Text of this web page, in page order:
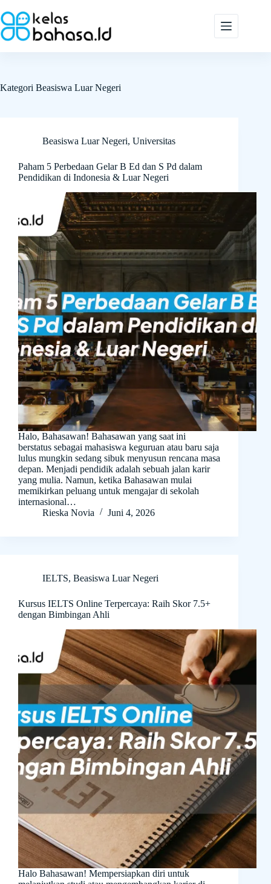
to
content
Kategori Beasiswa Luar Negeri
Beasiswa Luar Negeri, Universitas
Paham 5 Perbedaan Gelar B Ed dan S Pd dalam
Pendidikan di Indonesia & Luar Negeri
Halo, Bahasawan! Bahasawan yang saat ini
berstatus sebagai mahasiswa keguruan atau baru saja
lulus mungkin sedang sibuk menyusun rencana masa
depan. Menjadi pendidik adalah sebuah jalan karir
yang mulia. Namun, ketika Bahasawan mulai
memikirkan peluang untuk mengajar di sekolah
internasional…
Rieska Novia
Juni 4, 2026
IELTS, Beasiswa Luar Negeri
Kursus IELTS Online Terpercaya: Raih Skor 7.5+
dengan Bimbingan Ahli
Halo Bahasawan! Mempersiapkan diri untuk